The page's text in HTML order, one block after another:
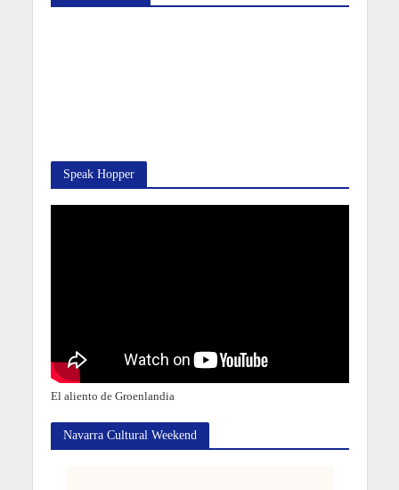
Speak Hopper
El aliento de Groenlandia
Navarra Cultural Weekend